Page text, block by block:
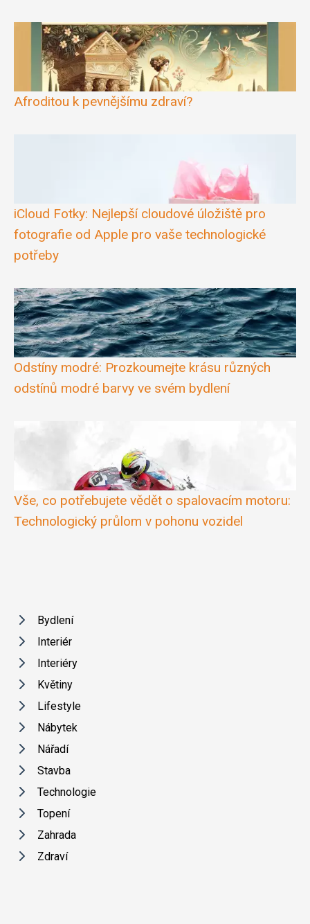
Afroditou k pevnějšímu zdraví?
iCloud Fotky: Nejlepší cloudové úložiště pro
fotografie od Apple pro vaše technologické
potřeby
Odstíny modré: Prozkoumejte krásu různých
odstínů modré barvy ve svém bydlení
Vše, co potřebujete vědět o spalovacím motoru:
Technologický průlom v pohonu vozidel
Bydlení
Interiér
Interiéry
Květiny
Lifestyle
Nábytek
Nářadí
Stavba
Technologie
Topení
Zahrada
Zdraví